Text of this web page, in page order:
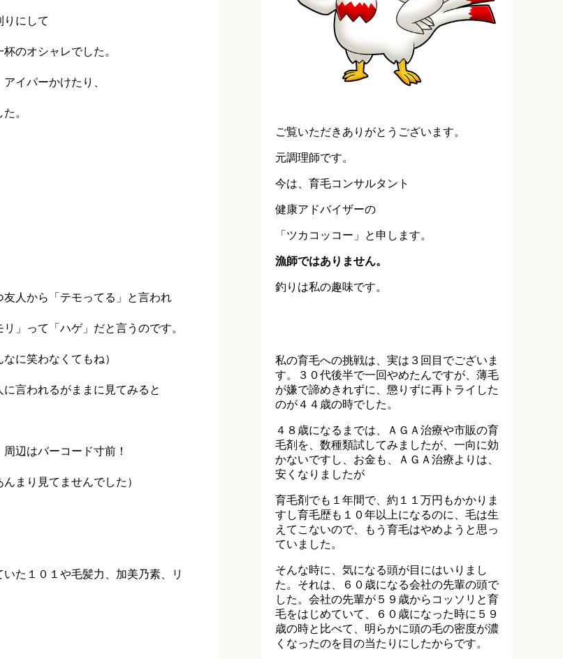
りにして
のオシャレでした。
イパーかけたり、
。
人から「テモってる」と言われ
」って「ハゲ」だと言うのです。
に笑わなくてもね）
言われるがままに見てみると
辺はバーコード寸前！
まり見てませんでした）
た１０１や毛髪力、加美乃素、リ
ご覧いただきありがとうございます。
元調理師です。
今は、育毛コンサルタント
健康アドバイザーの
「ツカコッコー」と申します。
漁師ではありません。
釣りは私の趣味です。
私の育毛への挑戦は、実は３回目でございま
す。３０代後半で一回やめたんですが、薄毛
が嫌で諦めきれずに、懲りずに再トライした
のが４４歳の時でした。
４８歳になるまでは、ＡＧＡ治療や市販の育
毛剤を、数種類試してみましたが、一向に効
かないですし、お金も、ＡＧＡ治療よりは、
安くなりましたが
育毛剤でも１年間で、約１１万円もかかりま
すし育毛歴も１０年以上になるのに、毛は生
えてこないので、もう育毛はやめようと思っ
ていました。
そんな時に、気になる頭が目にはいりまし
た。それは、６０歳になる会社の先輩の頭で
した。会社の先輩が５９歳からコッソリと育
毛をはじめていて、６０歳になった時に５９
歳の時と比べて、明らかに頭の毛の密度が濃
くなったのを目の当たりにしたからです。